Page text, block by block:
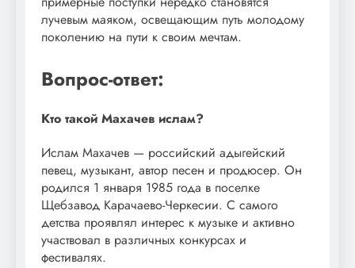
лучевым маяком, освещающим путь молодому
поколению на пути к своим мечтам.
Вопрос-ответ:
Кто такой Махачев ислам?
Ислам Махачев — российский адыгейский
певец, музыкант, автор песен и продюсер. Он
родился 1 января 1985 года в поселке
Щебзавод Карачаево-Черкесии. С самого
детства проявлял интерес к музыке и активно
участвовал в различных конкурсах и
фестивалях.